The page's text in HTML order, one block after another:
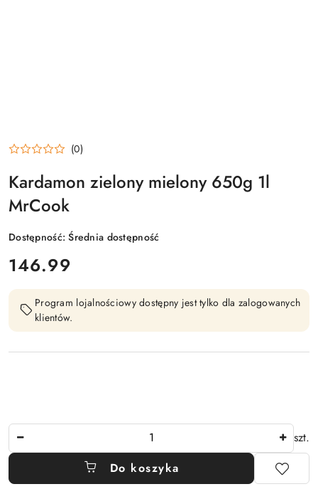
(0)
Kardamon zielony mielony 650g 1l
MrCook
Dostępność:Średnia dostępność
cena:
146.99
Program lojalnościowy dostępny jest tylko dla zalogowanych
klientów.
szt.
Do koszyka